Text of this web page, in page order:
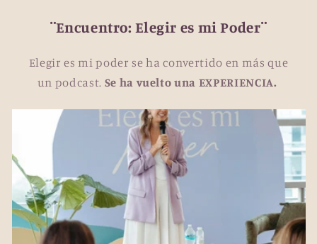
¨Encuentro: Elegir es mi Poder¨
Elegir es mi poder se ha convertido en más que
un podcast. Se ha vuelto una EXPERIENCIA.